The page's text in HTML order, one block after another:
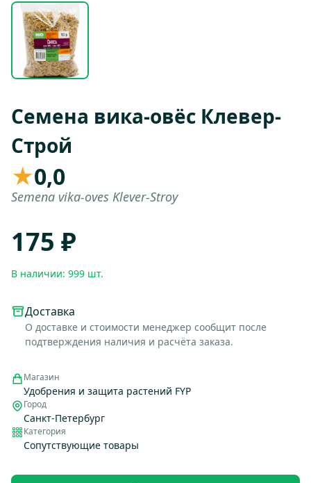
Семена вика-овёс Клевер-
Строй
★0,0
Semena vika-oves Klever-Stroy
175 ₽
В наличии: 999 шт.
Доставка
О доставке и стоимости менеджер сообщит после
подтверждения наличия и расчёта заказа.
Магазин
Удобрения и защита растений FYP
Город
Санкт-Петербург
Категория
Сопутствующие товары